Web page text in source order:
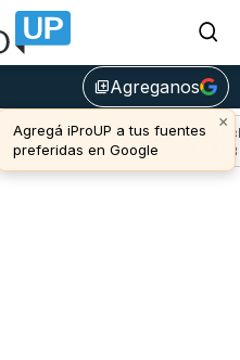
library_addAgreganos
×
Agregá iProUP a tus fuentes
preferidas en Google
(-0,24%)
Avalanche